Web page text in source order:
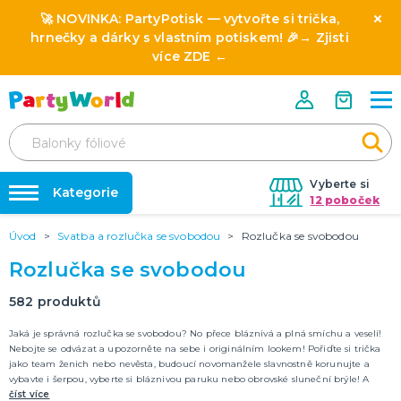
🚀 NOVINKA: PartyPotisk — vytvořte si trička,
hrnečky a dárky s vlastním potiskem! 🎉→ Zjisti
více ZDE ←
Vyberte si
12 poboček
❤️ Rozlučky se svobodou ❤️
Dárky s potiskem
🎨 POTISK NA MÍRU
Nafukování balónků
Půjčovna kostýmů
Výzdoba na klíč
Kategorie
Novinka: Licencované produkty z pohádek a filmů
Oktoberfest 19.9. - 4.10. 2026
Halloween 2026
Mikuláš
Úvod Svatba a rozlučka se svobodou Rozlučka se svobodou
Rozlučka se svobodou
582 produktů
Jaká je správná rozlučka se svobodou? No přece bláznivá a plná smíchu a veselí!
Nebojte se odvázat a upozorněte na sebe i originálním lookem! Pořiďte si trička
jako team ženich nebo nevěsta, budoucí novomanžele slavnostně korunujte a
vybavte i šerpou, vyberte si bláznivou paruku nebo obrovské sluneční brýle! A
záležet si dejte i na výzdobě místa, kde budete slavit. Balonky, girlandy, vtipné
číst více